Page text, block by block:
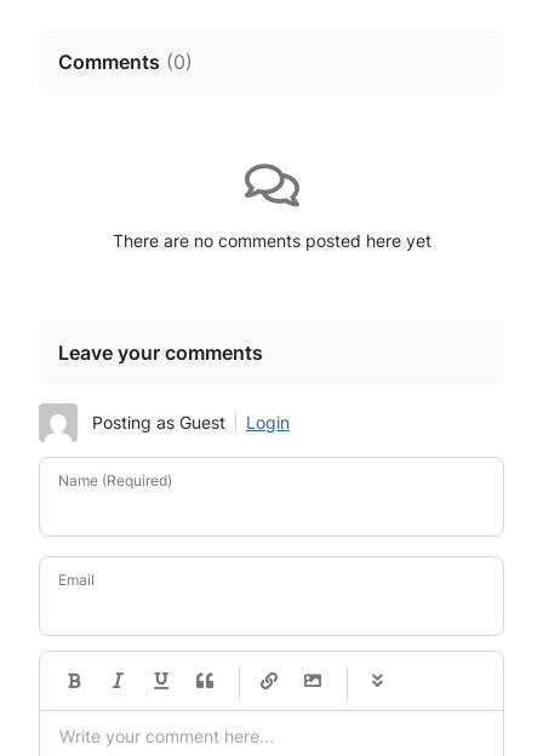
Comments (0)
There are no comments posted here yet
Leave your comments
Posting as Guest Login
Name (Required)
Email
-
-
-
-